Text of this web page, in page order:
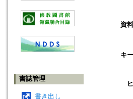
書誌管理
書き出し
資
キ